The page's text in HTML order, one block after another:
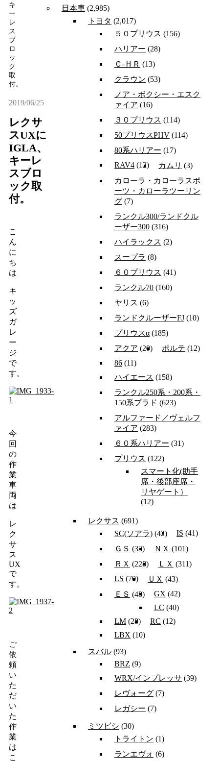
キ
ー
レ
ス
ブ
ロ
ッ
ク
取
付。
2019/06/25
レクサ
スUXに
IGLA、
キーレ
スブロ
ック取
付。
こ
ん
に
ち
は
キ
ッ
ズ
ガ
レ
ー
ジ
で
す。
今
回
の
作
業
車
両
は
レ
ク
サ
ス
UX
で
す。
ご
依
頼
い
た
だ
い
た
作
業
は
こ
日本車 (2,985)
トヨタ (2,017)
５０プリウス (156)
ハリアー (28)
Ｃ-ＨＲ (13)
クラウン (53)
ノア・ボクシー・エスク
ァイア (16)
３０プリウス (114)
50プリウスPHV (114)
80系ハリアー (17)
RAV4 (12) カムリ (3)
カローラ・カローラスポ
ーツ・カローラツーリン
グ (7)
ランクル300/ランドクル
ーザー300 (316)
ハイラックス (2)
スープラ (8)
６０プリウス (41)
ランクル70 (160)
ヤリス (6)
ランドクルーザーFJ (10)
プリウスα (185)
アクア (20) ポルテ (12)
86 (11)
ハイエース (158)
ランクル250系・200系・
150系プラド (623)
アルファード／ヴェルフ
ァイア (283)
６０系ハリアー (31)
プリウス (122)
スマート化(助手
席・後部座席・
リヤゲート）
(12)
レクサス (691)
SC(ソアラ) (42) IS (41)
ＧＳ (33) ＮＸ (101)
ＲＸ (228) ＬＸ (311)
LS (70) ＵＸ (43)
ＥＳ (48) GX (42)
LC (40)
LM (28) RC (12)
LBX (10)
スバル (93)
BRZ (9)
WRX/インプレッサ (39)
レヴォーグ (7)
レガシー (7)
ミツビシ (30)
トライトン (1)
ランエヴォ (6)